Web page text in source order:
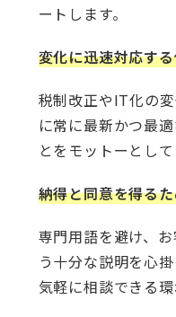
ートします。
変化に迅速対応す
税制改正やIT化の
に常に最新かつ最
とをモットーとして
納得と同意を得る
専門用語を避け、
う十分な説明を心
気軽に相談できる環